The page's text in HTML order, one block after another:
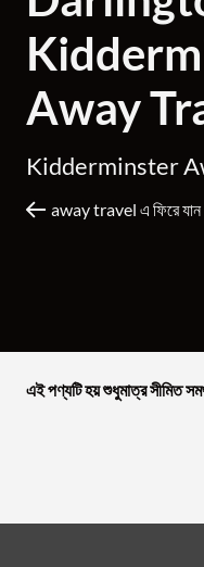
Away
Kidderminster
away travel এ ফিরে যান
এই পণ্যটি হয় শুধুমাত্র সীমিত